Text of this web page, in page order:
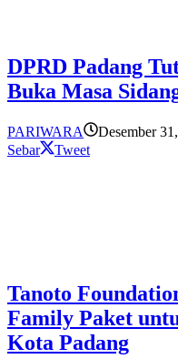
DPRD Padang
Buka Masa
PARIWARA Desember
Sebar
Tweet
Tanoto
Family Paket
Kota Padang